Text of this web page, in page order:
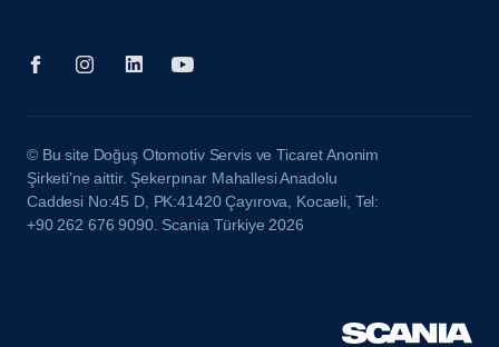
© Bu site Doğuş Otomotiv Servis ve Ticaret Anonim
Şirketi’ne aittir. Şekerpınar Mahallesi Anadolu
Caddesi No:45 D, PK:41420 Çayırova, Kocaeli, Tel:
+90 262 676 9090. Scania Türkiye 2026